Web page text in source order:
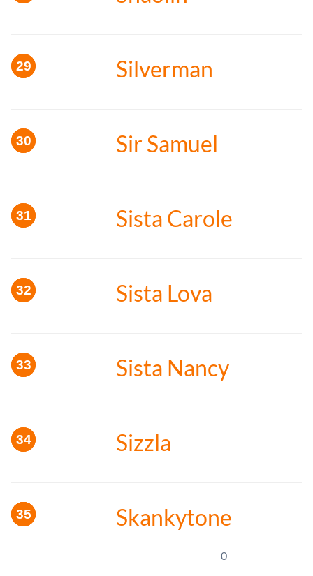
Silverman
Sir Samuel
Sista Carole
Sista Lova
Sista Nancy
Sizzla
Skankytone
0